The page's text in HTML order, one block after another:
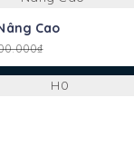
Cao
₫